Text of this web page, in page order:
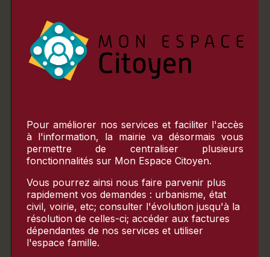
Matin
fermé
Mercredifermé
10h-12h
Vendredi
fermé
Pour améliorer nos services et faciliter l'accès
à l'information, la mairie va désormais vous
permettre de centraliser plusieurs
fonctionnalités sur Mon Espace Citoyen.
Vous pourrez ainsi nous faire parvenir plus
rapidement vos demandes : urbanisme, état
civil, voirie, etc; consulter l'évolution jusqu'à la
résolution de celles-ci; accéder aux factures
dépendantes de nos services et utiliser
l'espace famille.